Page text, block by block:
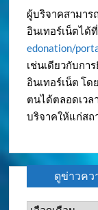
ผู้บริจาคสามาร
อินเทอร์เน็ตได้ที่
edonation/
เช่นเดียวกับกา
อินเทอร์เน็ต โ
ตนได้ตลอดเวล
บริจาคให้แก่สถ
ดูข่าวคว